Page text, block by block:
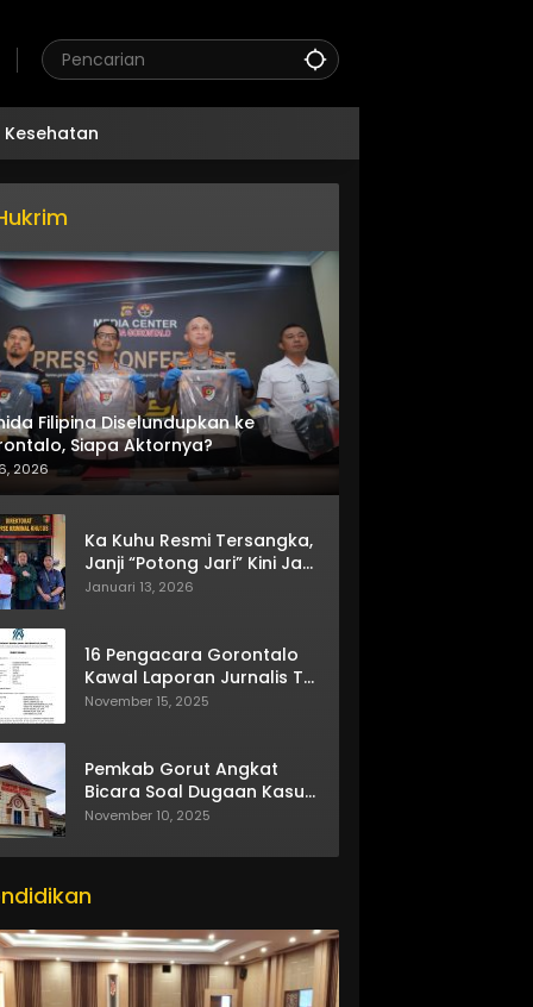
Kesehatan
Filipina Diselundupkan ke
Siapa Aktornya?
2026
Ka Kuhu Resmi Tersangka,
Janji “Potong Jari” Kini Jadi
Bumerang
Januari 13, 2026
16 Pengacara Gorontalo
Kawal Laporan Jurnalis TV
One
November 15, 2025
Pemkab Gorut Angkat
Bicara Soal Dugaan Kasus
Asusila Oknum ASN
November 10, 2025